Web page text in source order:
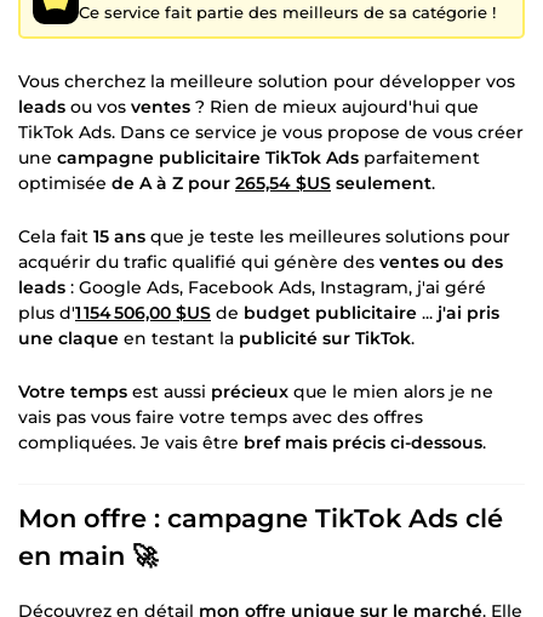
Ce service fait partie des meilleurs de sa catégorie !
Vous cherchez la meilleure solution pour développer vos
leads ou vos ventes ? Rien de mieux aujourd'hui que
TikTok Ads. Dans ce service je vous propose de vous créer
une campagne publicitaire TikTok Ads parfaitement
optimisée de A à Z pour 265,54 $US seulement.
Cela fait 15 ans que je teste les meilleures solutions pour
acquérir du trafic qualifié qui génère des ventes ou des
leads : Google Ads, Facebook Ads, Instagram, j'ai géré
plus d'1 154 506,00 $US de budget publicitaire ... j'ai pris
une claque en testant la publicité sur TikTok.
Votre temps est aussi précieux que le mien alors je ne
vais pas vous faire votre temps avec des offres
compliquées. Je vais être bref mais précis ci-dessous.
Mon offre : campagne TikTok Ads clé
en main 🚀
Découvrez en détail mon offre unique sur le marché. Elle